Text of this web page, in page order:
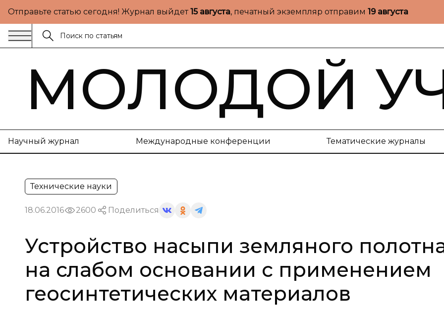
Отправьте статью сегодня! Журнал выйдет15 августа, печатный экземпляр отправим 19 августа
МОЛОДОЙ
Научный журнал Международные конференции Тематические журналы
Технические науки
18.06.2016 2600 Поделиться
Устройство насыпи земляного
на слабом основании с применением
геосинтетических материалов